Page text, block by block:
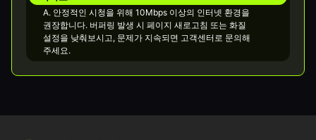
A. 안정적인 시청을 위해 10Mbps 이상의 인터넷 환경을
권장합니다. 버퍼링 발생 시 페이지 새로고침 또는 화질
설정을 낮춰보시고, 문제가 지속되면 고객센터로 문의해
주세요.